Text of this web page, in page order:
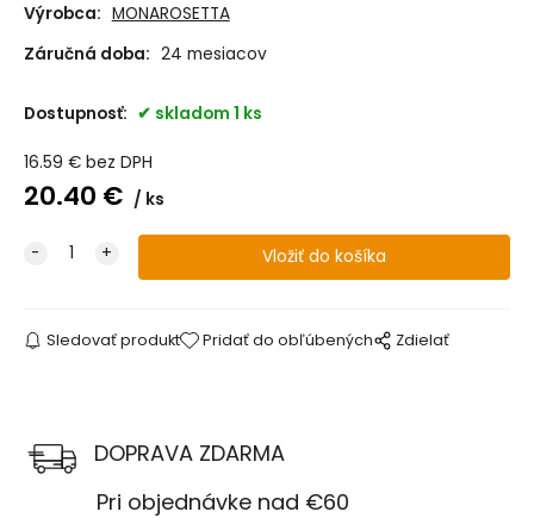
Výrobca: MONAROSETTA
Záručná doba: 24 mesiacov
Dostupnosť: skladom 1 ks
16.59 € bez DPH
20.40 € ks
Sledovať produkt Pridať do obľúbených Zdielať
DOPRAVA ZDARMA
Pri objednávke nad €60